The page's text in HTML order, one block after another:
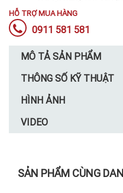
HỖ TRỢ MUA HÀNG
0911 581 581
MÔ TẢ SẢN PHẨM
THÔNG SỐ KỸ THUẬT
HÌNH ẢNH
VIDEO
SẢN PHẨM CÙNG